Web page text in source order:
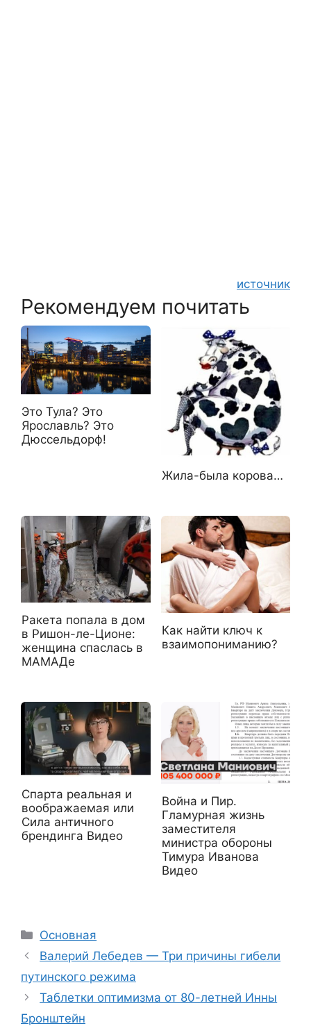
источник
Рекомендуем почитать
Это Тула? Это
Ярославль? Это
Дюссельдорф!
Жила-была корова…
Ракета попала в дом
в Ришон-ле-Ционе:
женщина спаслась в
МАМАДе
Как найти ключ к
взаимопониманию?
Спарта реальная и
воображаемая или
Сила античного
брендинга Видео
Война и Пир.
Гламурная жизнь
заместителя
министра обороны
Тимура Иванова
Видео
Рубрики
Основная
Валерий Лебедев — Три причины гибели
путинского режима
Таблетки оптимизма от 80-летней Инны
Бронштейн